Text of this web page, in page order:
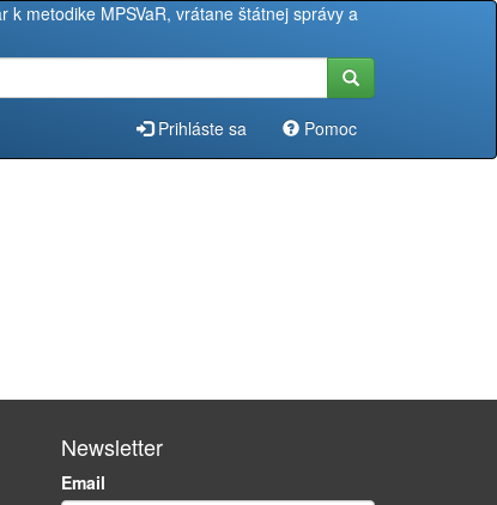
metodike MPSVaR, vrátane štátnej správy a
Prihláste sa Pomoc
Newsletter
Email